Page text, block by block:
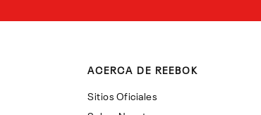
ACERCA DE REEBOK
Sitios Oficiales